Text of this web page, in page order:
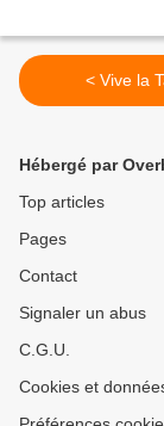
< Vive la
Hébergé par
Top articles
Pages
Contact
Signaler un abus
C.G.U.
Cookies et